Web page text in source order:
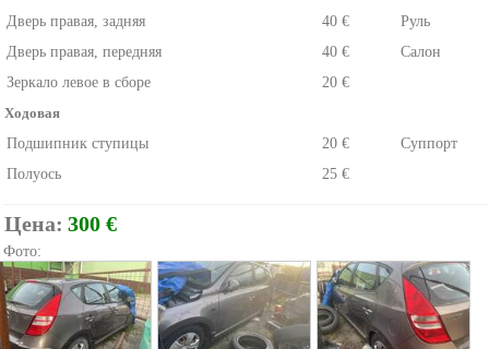
Дверь правая, задняя
40 €
Дверь правая, передняя
40 €
Зеркало левое в сборе
20 €
Руль
Салон
Ходовая
Подшипник ступицы
20 €
Полуось
25 €
Суппорт
Цена: 300 €
Фото: